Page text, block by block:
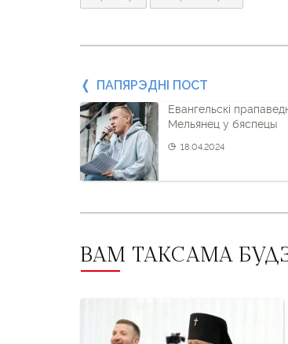
Папярэдні
пост
і
наступны
пост
ПАПЯРЭДНІ ПОСТ
Евангельскі
Мельянец у бяспецы
18.04.2024
ВАМ ТАКСАМА